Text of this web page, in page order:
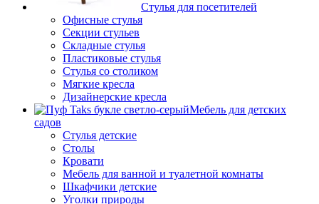
Стулья для посетителей
Офисные стулья
Секции стульев
Складные стулья
Пластиковые стулья
Стулья со столиком
Мягкие кресла
Дизайнерские кресла
Мебель для детских
садов
Стулья детские
Столы
Кровати
Мебель для ванной и туалетной комнаты
Шкафчики детские
Уголки природы